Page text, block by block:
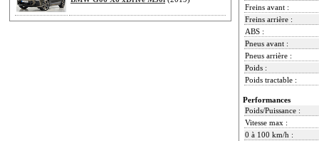
Freins avant :
Freins arrière :
ABS :
Pneus avant :
Pneus arrière :
Poids :
Poids tractable :
Performances
Poids/Puissance :
Vitesse max :
0 à 100 km/h :